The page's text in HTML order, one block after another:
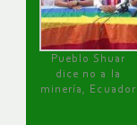
Pueblo Shuar
dice no a la
minería, Ecuador